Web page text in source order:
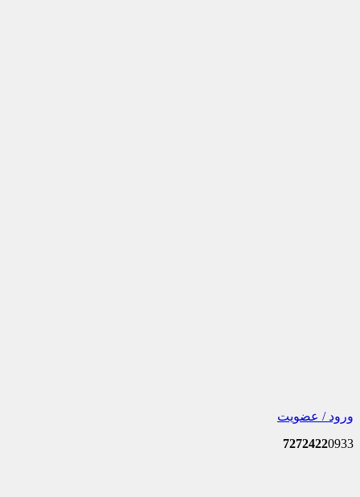
ورود / عضویت
72724220933